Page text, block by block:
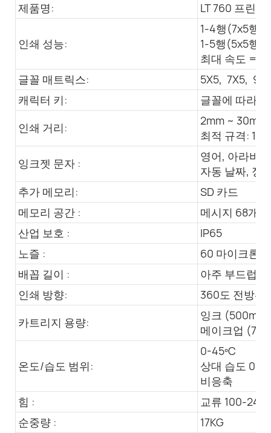
제품명: LT 760 프린터
인쇄 성능:
1-4행(7x5행
1-5행(5x5행
최대 속도 =
글꼴 매트릭스:
5X5, 7X5,
캐릭터 키:
글꼴에 따라
인쇄 거리:
2mm ~ 30mm
최적 규격:
잉크젯 문자 :
영어, 아라비
자동 날짜, 정
추가 메모리:
SD 카드
메모리 공간 :
메시지 68개
산업 보호 :
IP65
노즐 :
60 마이크론
배꼽 길이 :
아주 부드럽
인쇄 방향:
360도 전방위
카트리지 용량:
잉크 (500ml)
메이크업
온도/습도 범위:
0-45ºC
상대 습도
비응축
힘 :
교류 100-
순중량 :
17KG